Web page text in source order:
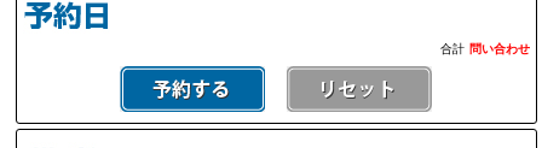
合計 問い合わせ